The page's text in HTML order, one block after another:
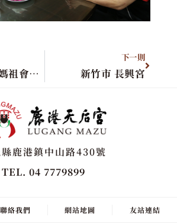
桃園市 桃園媽祖會進香團
下一則
新竹市 長興宮
鹿港鎮中山路430號
TEL. 04 7779899
聯絡我們 網站地圖 友站連結